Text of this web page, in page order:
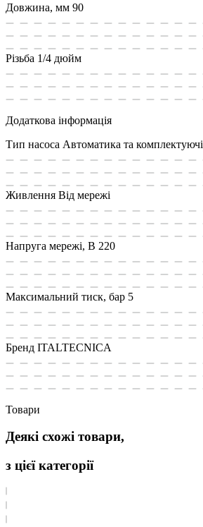
Довжина, мм 90
Різьба 1/4 дюйм
Додаткова інформація
Тип насоса Автоматика та комплектуючі
Живлення Від мережі
Напруга мережі, В 220
Максимальний тиск, бар 5
Бренд ITALTECNICA
Товари
Деякі схожі товари,
з цієї категорії